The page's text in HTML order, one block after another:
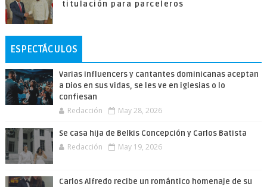
titulación para parceleros
ESPECTÁCULOS
Varias influencers y cantantes dominicanas aceptan
a Dios en sus vidas, se les ve en iglesias o lo
confiesan
Redacción May 28, 2026
Se casa hija de Belkis Concepción y Carlos Batista
Redacción May 19, 2026
Carlos Alfredo recibe un romántico homenaje de su